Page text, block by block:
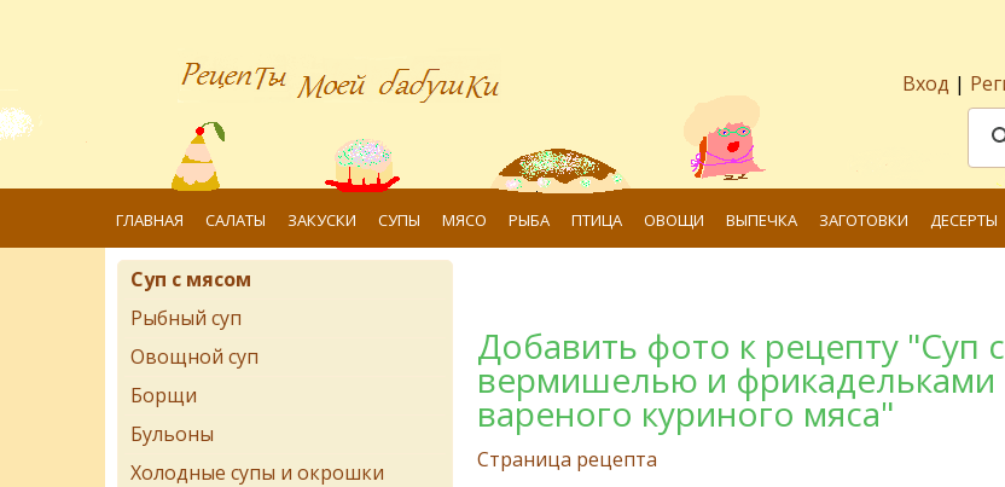
Вход |
ГЛАВНАЯ САЛАТЫ ЗАКУСКИ СУПЫ МЯСО РЫБА ПТИЦА ОВОЩИ ВЫПЕЧКА ЗАГОТОВКИ ДЕСЕРТЫ
Добавить фото к рецепту "Суп с
вермишелью и фрикадельками
вареного куриного мяса"
Страница рецепта
Суп с мясом
Рыбный суп
Овощной суп
Борщи
Бульоны
Холодные супы и окрошки